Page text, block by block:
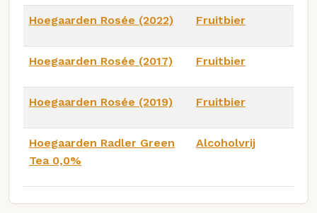
Hoegaarden Rosée (2022) Fruitbier
Hoegaarden Rosée (2017) Fruitbier
Hoegaarden Rosée (2019) Fruitbier
Hoegaarden Radler Green
Tea 0,0%
Alcoholvrij